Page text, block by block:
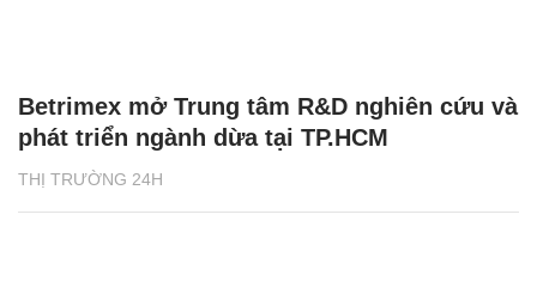
THỊ TRƯỜNG 24H
Betrimex mở Trung tâm R&D nghiên cứu và
phát triển ngành dừa tại TP.HCM